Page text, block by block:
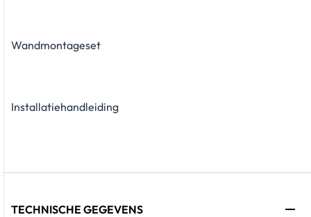
Wandmontageset
Installatiehandleiding
TECHNISCHE GEGEVENS